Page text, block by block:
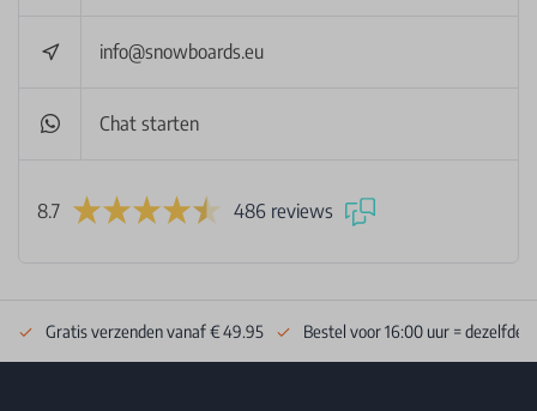
info@snowboards.eu
Chat starten
8.7 486 reviews
Gratis verzenden vanaf € 49.95 Bestel voor 16:00 uur = dezelfde